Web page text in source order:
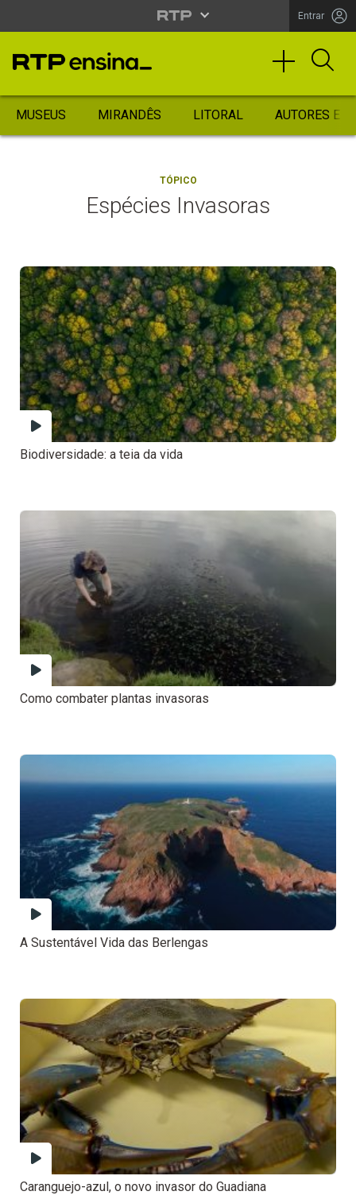
Entrar
MUSEUS MIRANDÊS LITORAL AUTORES
TÓPICO
Espécies Invasoras
Biodiversidade: a teia da vida
Como combater plantas invasoras
A Sustentável Vida das Berlengas
Caranguejo-azul, o novo invasor do Guadiana